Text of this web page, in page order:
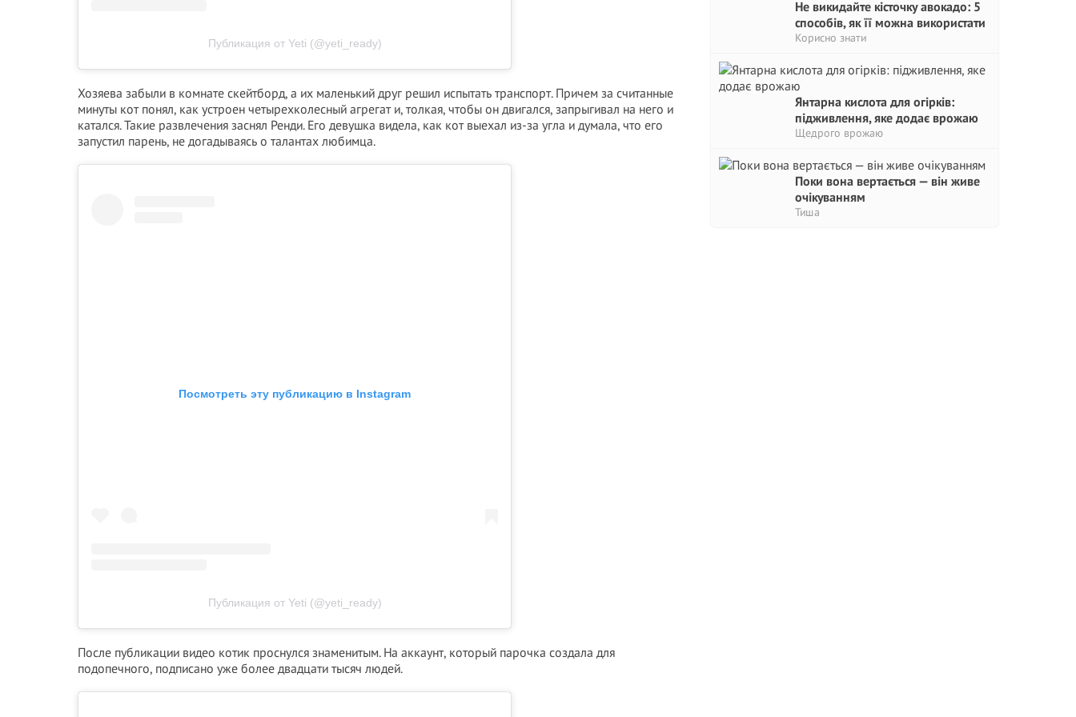
Не викидайте кісточку авокадо: 5
способів, як її можна використати
Корисно знати
Янтарна кислота для огірків:
підживлення, яке додає врожаю
Щедрого врожаю
Поки вона вертається — він живе
очікуванням
Тиша
Публикация от Yeti (@yeti_ready)
Хозяева забыли в комнате скейтборд, а их маленький друг решил испытать транспорт. Причем за считанные
минуты кот понял, как устроен четырехколесный агрегат и, толкая, чтобы он двигался, запрыгивал на него и
катался. Такие развлечения заснял Ренди. Его девушка видела, как кот выехал из-за угла и думала, что его
запустил парень, не догадываясь о талантах любимца.
Посмотреть эту публикацию в Instagram
Публикация от Yeti (@yeti_ready)
После публикации видео котик проснулся знаменитым. На аккаунт, который парочка создала для
подопечного, подписано уже более двадцати тысяч людей.